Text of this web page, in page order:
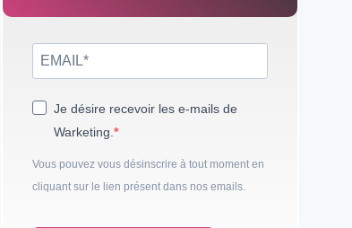
Je désire recevoir les e-mails de
Warketing.
Vous pouvez vous désinscrire à tout moment en
cliquant sur le lien présent dans nos emails.